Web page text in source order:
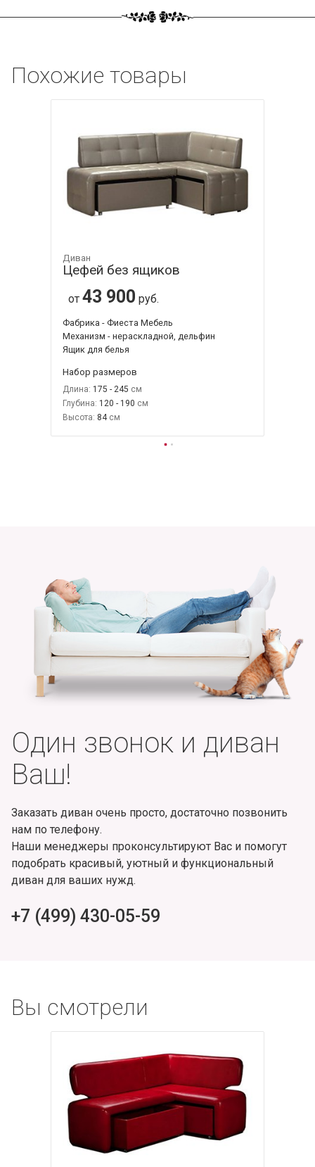
Похожие товары
Диван
Цефей без ящиков
от 43 900 руб.
Фабрика - Фиеста Мебель
Механизм - нераскладной, дельфин
Ящик для белья
Набор размеров
Длина: 175 - 245
Глубина: 120 - 190
Высота: 84
Один звонок и диван
Ваш!
Заказать диван очень просто, достаточно позвонить
нам по телефону.
Наши менеджеры проконсультируют Вас и помогут
подобрать красивый, уютный и функциональный
диван для ваших нужд.
+7 (499) 430-05-59
Вы смотрели